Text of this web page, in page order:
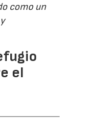
como un
el